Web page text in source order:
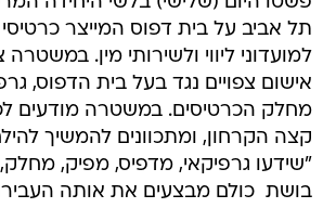
תל אביב על בית דפוס המייצר כרטיסי
למועדוני ליווי ולשירותי מין. במשטרה
אישום צפויים נגד בעל בית הדפוס,
מחלק הכרטיסים. במשטרה מודעים
קצה הקרחון, ומתכוונים להמשיך
"שידעו גרפיקאי, מדפיס, מפיק,
בושת  כולם מבצעים את אותה